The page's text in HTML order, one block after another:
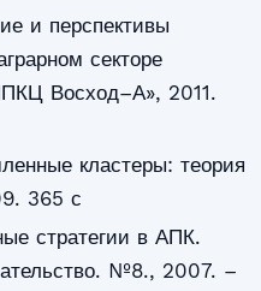
и перспективы
секторе
Восход–А», 2011.
кластеры: теория
365 с
стратегии в АПК.
№8., 2007. –